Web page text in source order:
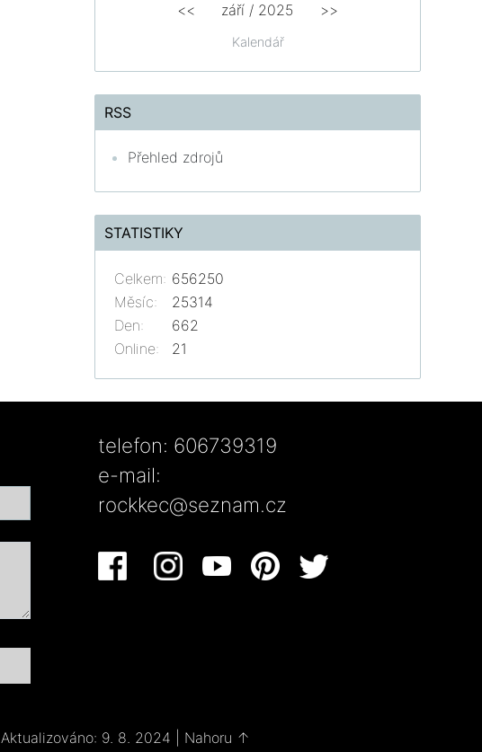
Kalendář
<< září / 2025 >>
RSS
Přehled zdrojů
STATISTIKY
Online: 21
Celkem: 656250
Měsíc:
25314
Den:
662
telefon: 606739319
e-mail:
rockkec@seznam.cz
Aktualizováno: 9. 8. 2024 Nahoru ↑